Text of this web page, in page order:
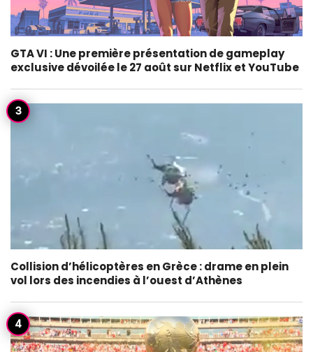
GTA VI : Une première présentation de gameplay
exclusive dévoilée le 27 août sur Netflix et YouTube
Collision d’hélicoptères en Grèce : drame en plein
vol lors des incendies à l’ouest d’Athènes